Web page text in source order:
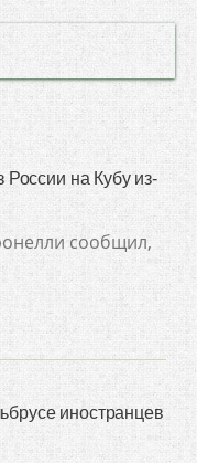
России на Кубу из-
сообщил,
иностранцев